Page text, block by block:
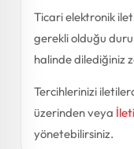
Ticari elektronik
gerekli olduğu
halinde dilediğiniz
Tercihlerinizi
üzerinden veya
yönetebilirsiniz.